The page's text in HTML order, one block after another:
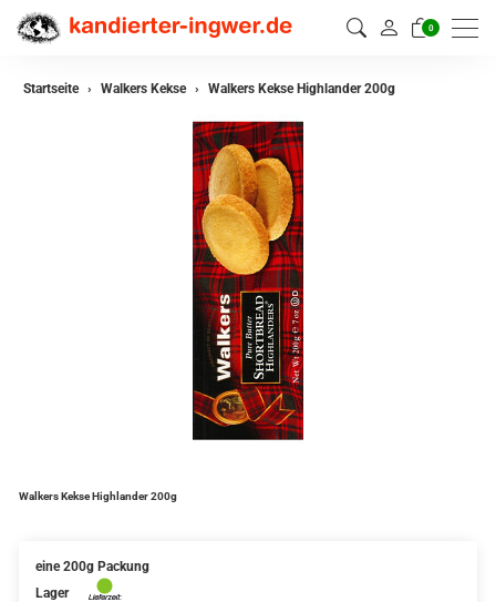
0
Startseite Walkers Kekse Walkers Kekse Highlander 200g
Walkers Kekse Highlander 200g
eine 200g Packung
Lager